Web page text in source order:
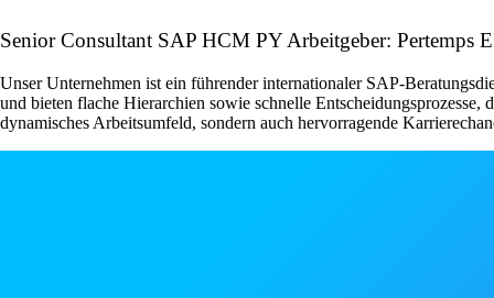
Senior Consultant SAP HCM PY Arbeitgeber: Pertemps
Unser Unternehmen ist ein führender internationaler SAP-
und bieten flache Hierarchien sowie schnelle
dynamisches Arbeitsumfeld, sondern auch hervorragende